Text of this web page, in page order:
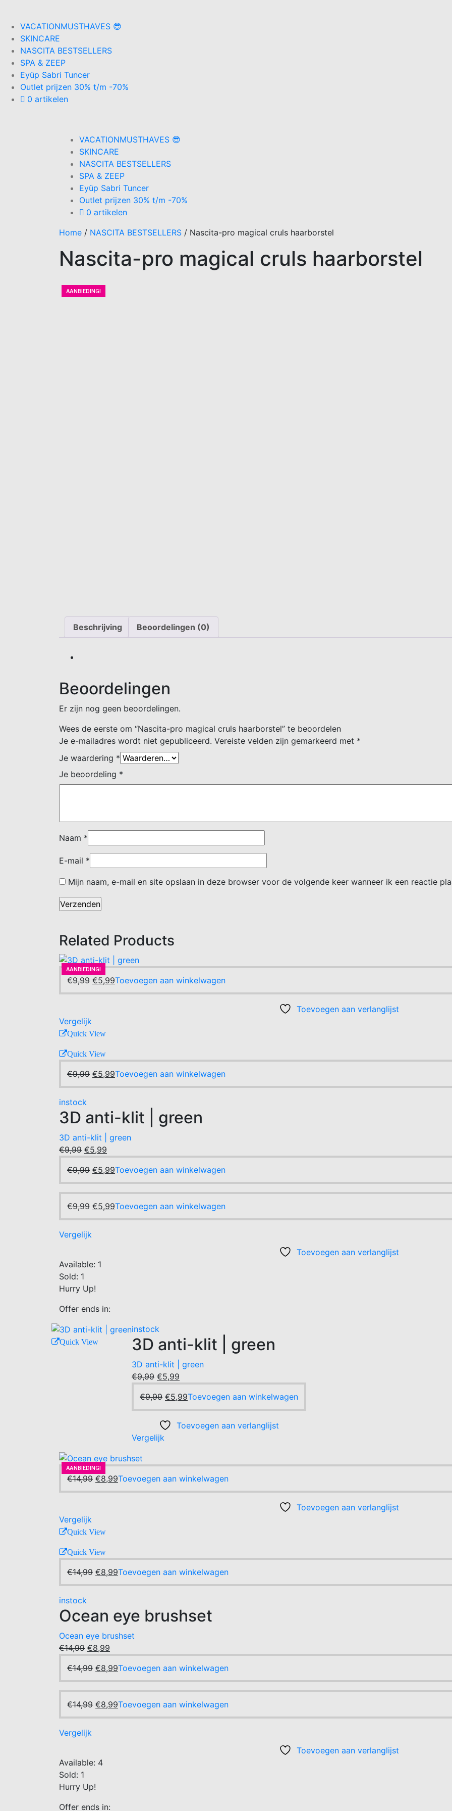
VACATIONMUSTHAVES 😎
SKINCARE
NASCITA BESTSELLERS
SPA & ZEEP
Eyüp Sabri Tuncer
Outlet prijzen 30% t/m -70%
0 artikelen
VACATIONMUSTHAVES 😎
SKINCARE
NASCITA BESTSELLERS
SPA & ZEEP
Eyüp Sabri Tuncer
Outlet prijzen 30% t/m -70%
0 artikelen
Home / NASCITA BESTSELLERS / Nascita-pro magical cruls haarborstel
Nascita-pro magical cruls haarborstel
AANBIEDING!
Beschrijving Beoordelingen (0)
Beoordelingen
Er zijn nog geen beoordelingen.
Wees de eerste om “Nascita-pro magical cruls haarborstel” te beoordelen
Je e-mailadres wordt niet gepubliceerd. Vereiste velden zijn gemarkeerd met *
Je waardering *
Je beoordeling *
Naam *
E-mail *
Mijn naam, e-mail en site opslaan in deze browser voor de volgende keer wanneer ik een reactie
Related Products
AANBIEDING!
€9,99 Oorspronkelijke
prijs
€5,99Huidige
prijs
Toevoegen aan winkelwagen
Toevoegen aan verlanglijst
Vergelijk
Quick View
Quick View
€9,99 Oorspronkelijke
prijs
€9,99.
€5,99Huidige
prijs
€5,99.
Toevoegen aan winkelwagen
instock
3D anti-klit | green
3D anti-klit | green
€9,99 Oorspronkelijke
prijs
was:
€9,99.
€5,99
prijs
is:
€5,99.
-40%
€9,99 Oorspronkelijke
prijs
was:
€9,99.
€5,99Huidige
prijs
is:
€5,99.
Toevoegen aan winkelwagen
€9,99 Oorspronkelijke
prijs
€5,99Huidige
prijs
Toevoegen aan winkelwagen
Vergelijk
Toevoegen aan verlanglijst
Available: 1
Sold: 1
Hurry Up!
Offer ends in:
AANBIEDING!
Quick View
instock
3D anti-klit | green
3D anti-klit | green
€9,99 Oorspronkelijke
prijs
was:
€9,99.
€5,99
prijs
is:
€5,99.
€9,99 Oorspronkelijke
prijs
was:
€9,99.
€5,99Huidige
prijs
€5,99.
Toevoegen aan winkelwagen
Toevoegen aan verlanglijst
Vergelijk
AANBIEDING!
€14,99 Oorspronkelijke
prijs
€8,99Huidige
prijs
Toevoegen aan winkelwagen
Toevoegen aan verlanglijst
Vergelijk
Quick View
Quick View
€14,99 Oorspronkelijke
prijs
€8,99Huidige
prijs
Toevoegen aan winkelwagen
instock
Ocean eye brushset
Ocean eye brushset
€14,99 Oorspronkelijke
was:
€14,99.
€8,99
is:
€8,99.
-40%
€14,99 Oorspronkelijke
prijs
was:
€14,99.
€8,99Huidige
prijs
is:
€8,99.
Toevoegen aan winkelwagen
€14,99 Oorspronkelijke
prijs
€8,99Huidige
prijs
Toevoegen aan winkelwagen
Vergelijk
Toevoegen aan verlanglijst
Available: 4
Sold: 1
Hurry Up!
Offer ends in:
AANBIEDING!